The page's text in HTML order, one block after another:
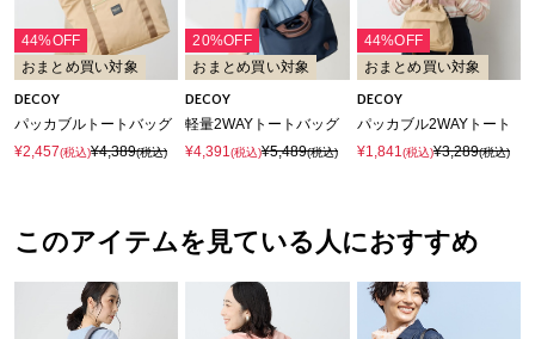
44%OFF
おまとめ買い対象
DECOY
パッカブルトートバッグ
¥2,457(税込)¥4,389(税込)
20%OFF
おまとめ買い対象
DECOY
軽量2WAYトートバッグ
¥4,391(税込)¥5,489(税込)
44%OFF
おまとめ買い対象
DECOY
パッカブル2WAYトート
¥1,841 (税込)¥3,289(税込)
このアイテムを見ている人におすすめ